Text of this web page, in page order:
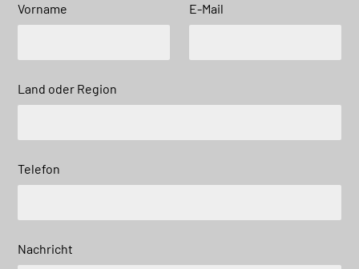
Vorname E-Mail
Land oder Region
Telefon
Nachricht